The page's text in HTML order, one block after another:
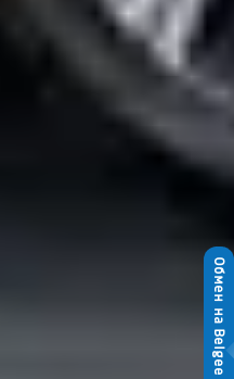
Обмен на Belgee